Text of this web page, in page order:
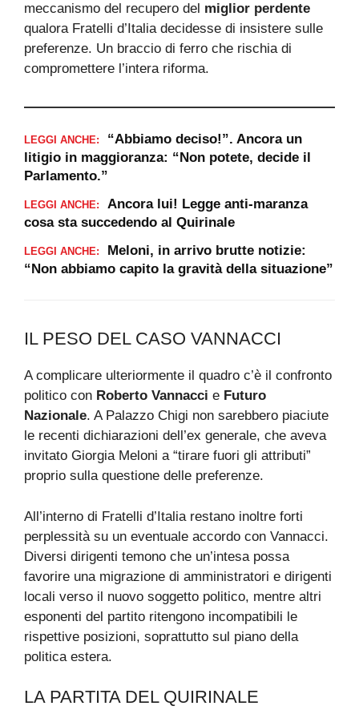
meccanismo del recupero del miglior perdente
qualora Fratelli d’Italia decidesse di insistere sulle
preferenze. Un braccio di ferro che rischia di
compromettere l’intera riforma.
LEGGI ANCHE:
“Abbiamo deciso!”. Ancora un
litigio in maggioranza: “Non potete, decide il
Parlamento.”
LEGGI ANCHE:
Ancora lui! Legge anti-maranza
cosa sta succedendo al Quirinale
LEGGI ANCHE:
Meloni, in arrivo brutte notizie:
“Non abbiamo capito la gravità della situazione”
IL PESO DEL CASO VANNACCI
A complicare ulteriormente il quadro c’è il confronto
politico con Roberto Vannacci e Futuro
Nazionale. A Palazzo Chigi non sarebbero piaciute
le recenti dichiarazioni dell’ex generale, che aveva
invitato Giorgia Meloni a “tirare fuori gli attributi”
proprio sulla questione delle preferenze.
All’interno di Fratelli d’Italia restano inoltre forti
perplessità su un eventuale accordo con Vannacci.
Diversi dirigenti temono che un’intesa possa
favorire una migrazione di amministratori e dirigenti
locali verso il nuovo soggetto politico, mentre altri
esponenti del partito ritengono incompatibili le
rispettive posizioni, soprattutto sul piano della
politica estera.
LA PARTITA DEL QUIRINALE